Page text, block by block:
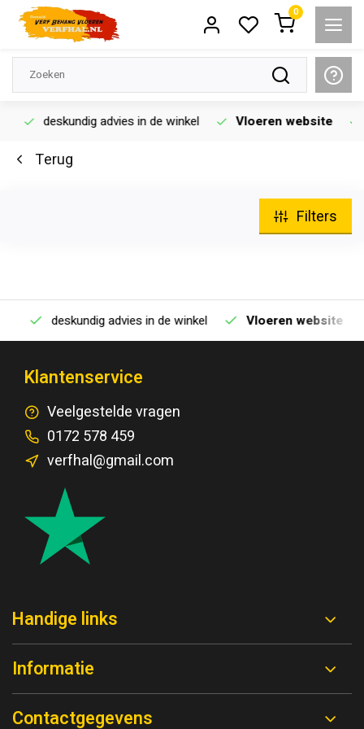
0
deskundig advies in de winkel Vloeren website
Terug
Filters
deskundig advies in de winkel Vloeren website
Klantenservice
Veelgestelde vragen
0172 578 459
verfhal@gmail.com
Handige links
Informatie
Contactgegevens